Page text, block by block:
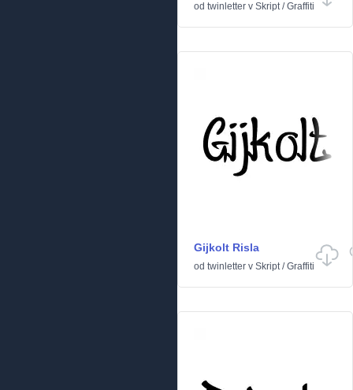
od twinletter v Skript/Graffiti
Gijkolt Risla
od twinletter v Skript/Graffiti